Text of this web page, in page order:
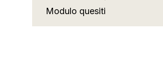
Modulo quesiti